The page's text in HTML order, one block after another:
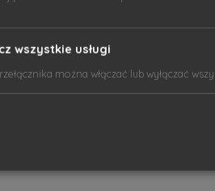
wszystkie usługi
można włączać lub wyłączać